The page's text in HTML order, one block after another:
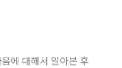
에 대해서 알아본 후